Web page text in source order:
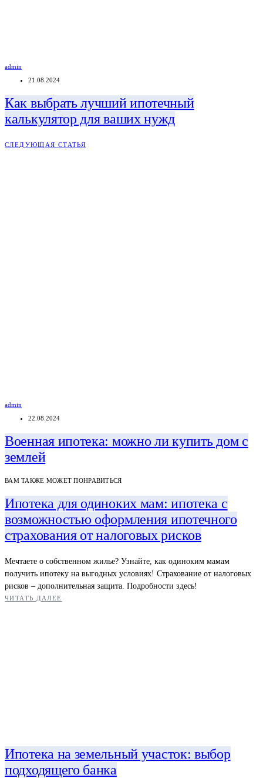
admin
21.08.2024
Как выбрать лучший ипотечный
калькулятор для ваших нужд
СЛЕДУЮЩАЯ СТАТЬЯ
admin
22.08.2024
Военная ипотека: можно ли купить дом с
землей
ВАМ ТАКЖЕ МОЖЕТ ПОНРАВИТЬСЯ
Ипотека для одиноких мам: ипотека с
возможностью оформления ипотечного
страхования от налоговых рисков
Мечтаете о собственном жилье? Узнайте, как одиноким мамам
получить ипотеку на выгодных условиях! Страхование от налоговых
рисков – дополнительная защита. Подробности здесь!
ЧИТАТЬ ДАЛЕЕ
Ипотека на земельный участок: выбор
подходящего банка